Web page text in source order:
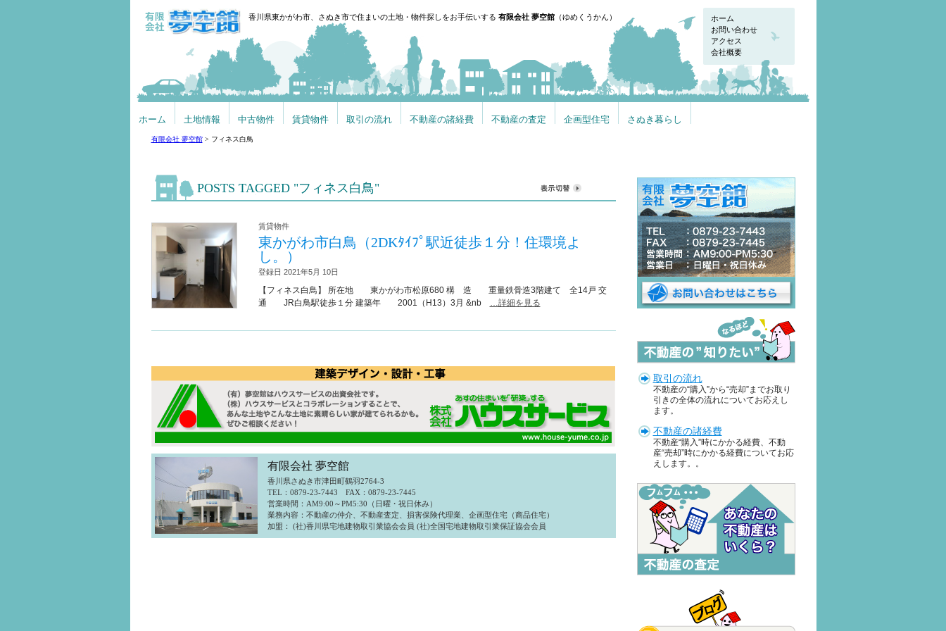
香川県東かがわ市、さぬき市で住まいの土地・物件探しをお手伝いする 有限会社 夢空館（ゆめくうかん）
ホーム
お問い合わせ
アクセス
会社概要
ホーム 土地情報 中古物件 賃貸物件 取引の流れ 不動産の諸経費 不動産の査定 企画型住宅 さぬき暮らし
有限会社 夢空館> フィネス白鳥
POSTS TAGGED "フィネス白鳥"
賃貸物件
東かがわ市白鳥（2DKﾀｲﾌﾟ駅近徒歩１分！住環境よ
し。）
登録日 2021年5月 10日
【フィネス白鳥】 所在地 東かがわ市松原680 構 造 重量鉄骨造3階建て 全14戸 交
通 JR白鳥駅徒歩１分 建築年 2001（H13）3月 &nb
…詳細を見る
有限会社 夢空館
香川県さぬき市津田町鶴羽2764-3
TEL：0879-23-7443 FAX：0879-23-7445
営業時間：AM9:00～PM5:30（日曜・祝日休み）
業務内容：不動産の仲介、不動産査定、損害保険代理業、企画型住宅（商品住宅）
加盟： (社)香川県宅地建物取引業協会会員 (社)全国宅地建物取引業保証協会会員
取引の流れ
不動産の“購入”から“売却”までお取り
引きの全体の流れについてお応えし
ます。
不動産の諸経費
不動産“購入”時にかかる経費、不動
産“売却”時にかかる経費についてお応
えします。。